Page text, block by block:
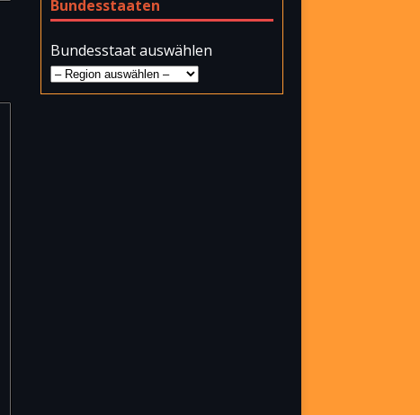
Bundesstaaten
Bundesstaat auswählen